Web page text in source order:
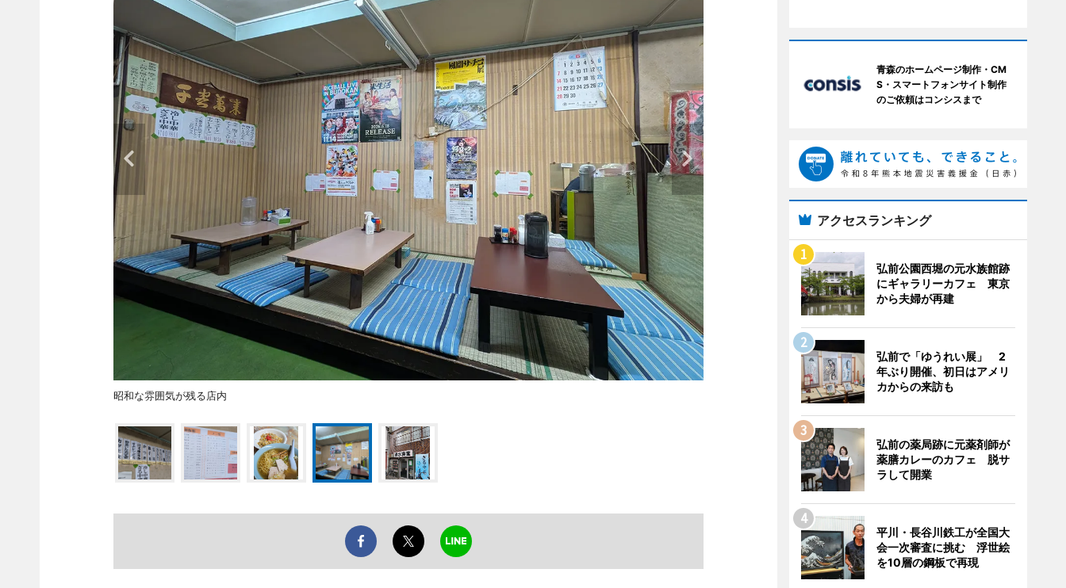
昭和な雰囲気が残る店内
青森のホームページ制作・CM
S・スマートフォンサイト制作
のご依頼はコンシスまで
アクセスランキング
弘前公園西堀の元水族館跡
にギャラリーカフェ 東京
から夫婦が再建
弘前で「ゆうれい展」 2
年ぶり開催、初日はアメリ
カからの来訪も
弘前の薬局跡に元薬剤師が
薬膳カレーのカフェ 脱サ
ラして開業
平川・長谷川鉄工が全国大
会一次審査に挑む 浮世絵
を10層の鋼板で再現